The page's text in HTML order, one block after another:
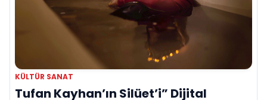
KÜLTÜR SANAT
Tufan Kayhan’ın Silüet’i” Dijital